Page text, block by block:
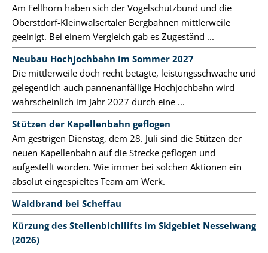
Am Fellhorn haben sich der Vogelschutzbund und die
Oberstdorf-Kleinwalsertaler Bergbahnen mittlerweile
geeinigt. Bei einem Vergleich gab es Zugeständ ...
Neubau Hochjochbahn im Sommer 2027
Die mittlerweile doch recht betagte, leistungsschwache und
gelegentlich auch pannenanfällige Hochjochbahn wird
wahrscheinlich im Jahr 2027 durch eine ...
Stützen der Kapellenbahn geflogen
Am gestrigen Dienstag, dem 28. Juli sind die Stützen der
neuen Kapellenbahn auf die Strecke geflogen und
aufgestellt worden. Wie immer bei solchen Aktionen ein
absolut eingespieltes Team am Werk.
Waldbrand bei Scheffau
Kürzung des Stellenbichllifts im Skigebiet Nesselwang
(2026)